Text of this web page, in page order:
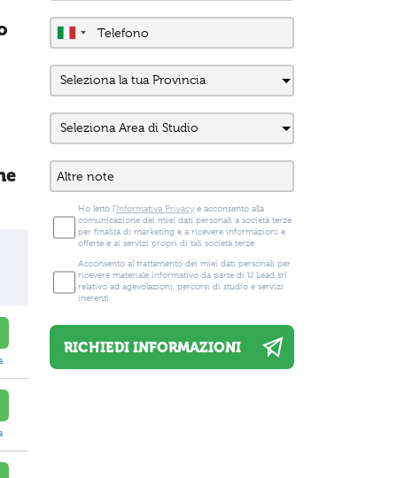
Ho letto l'Informativa Privacye acconsento alla
comunicazione dei miei dati personali a società terze
per finalità di marketing e a ricevere informazioni e
offerte e ai servizi propri di tali società terze
Acconsento al trattamento dei miei dati personali per
ricevere materiale informativo da parte di U Lead srl
relativo ad agevolazioni, percorsi di studio e servizi
inerenti